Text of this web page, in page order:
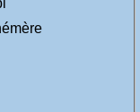
bi